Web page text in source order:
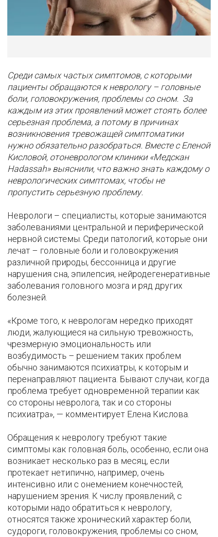
Среди самых частых симптомов, с которыми
пациенты обращаются к неврологу – головные
боли, головокружения, проблемы со сном. За
каждым из этих проявлений может стоять более
серьезная проблема, а потому в причинах
возникновения тревожащей симптоматики
нужно обязательно разобраться. Вместе с Еленой
Кисловой, отоневрологом клиники «Медскан
Hadassah» выяснили, что важно знать каждому о
неврологических симптомах, чтобы не
пропустить серьезную проблему.
Неврологи – специалисты, которые занимаются
заболеваниями центральной и периферической
нервной системы. Среди патологий, которые они
лечат – головные боли и головокружения
различной природы, бессонница и другие
нарушения сна, эпилепсия, нейродегенеративные
заболевания головного мозга и ряд других
болезней.
«Кроме того, к неврологам нередко приходят
люди, жалующиеся на сильную тревожность,
чрезмерную эмоциональность или
возбудимость – решением таких проблем
обычно занимаются психиатры, к которым и
перенаправляют пациента. Бывают случаи, когда
проблема требует одновременной терапии как
со стороны невролога, так и со стороны
психиатра», — комментирует Елена Кислова.
Обращения к неврологу требуют такие
симптомы как головная боль, особенно, если она
возникает несколько раз в месяц, если
протекает нетипично, например, очень
интенсивно или с онемением конечностей,
нарушением зрения. К числу проявлений, с
которыми надо обратиться к неврологу,
относятся также хронический характер боли,
судороги, головокружения, проблемы со сном,